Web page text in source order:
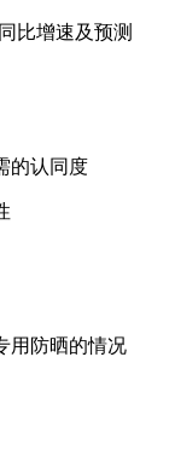
比增速及预测
的认同度
用防晒的情况